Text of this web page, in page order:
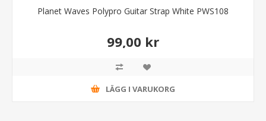
Planet Waves Polypro Guitar Strap White PWS108
99,00 kr
LÄGG I VARUKORG